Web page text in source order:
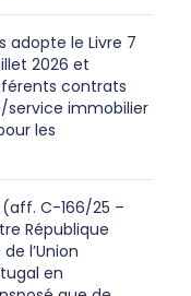
adopte le Livre 7
2026 et
contrats
service immobilier
les
C-166/25 –
République
l’Union
en